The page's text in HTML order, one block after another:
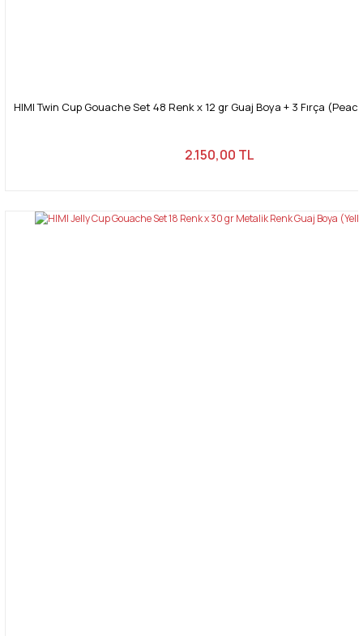
HIMI Twin Cup Gouache Set 48 Renk x 12 gr Guaj Boya + 3 Fırça
2.150,00 TL